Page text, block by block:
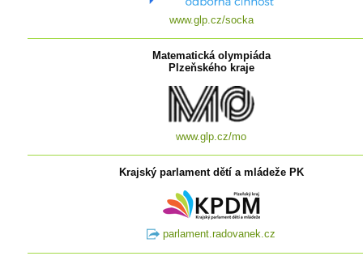
www.glp.cz/socka
Matematická olympiáda
Plzeňského kraje
www.glp.cz/mo
Krajský parlament dětí a mládeže PK
parlament.radovanek.cz